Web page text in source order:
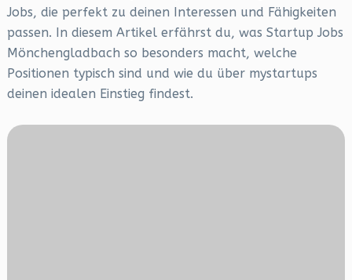
Jobs, die perfekt zu deinen Interessen und Fähigkeiten
passen. In diesem Artikel erfährst du, was Startup Jobs
Mönchengladbach so besonders macht, welche
Positionen typisch sind und wie du über mystartups
deinen idealen Einstieg findest.